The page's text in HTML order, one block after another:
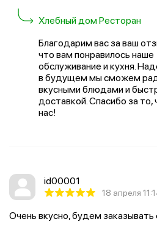
Хлебный дом Ресторан
Благодарим вас за ваш
что вам понравилось наше
обслуживание и кухня.
в будущем мы сможем
вкусными блюдами и
доставкой. Спасибо за то,
нас!
id00001
18 апреля
Очень вкусно, будем заказывать